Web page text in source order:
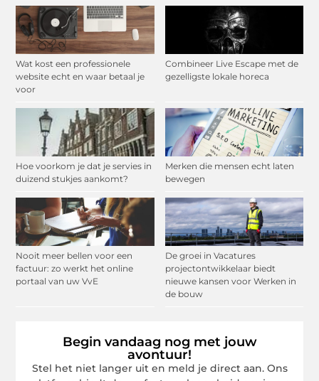
Wat kost een professionele
website echt en waar betaal je
voor
Combineer Live Escape met de
gezelligste lokale horeca
Hoe voorkom je dat je servies in
duizend stukjes aankomt?
Merken die mensen echt laten
bewegen
Nooit meer bellen voor een
factuur: zo werkt het online
portaal van uw VvE
De groei in Vacatures
projectontwikkelaar biedt
nieuwe kansen voor Werken in
de bouw
Begin vandaag nog met jouw
avontuur!
Stel het niet langer uit en meld je direct aan. Ons